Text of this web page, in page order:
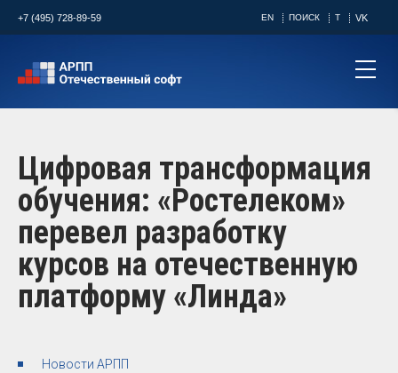
+7 (495) 728-89-59 EN ПОИСК T VK
Цифровая трансформация
обучения: «Ростелеком»
перевел разработку
курсов на отечественную
платформу «Линда»
Новости АРПП